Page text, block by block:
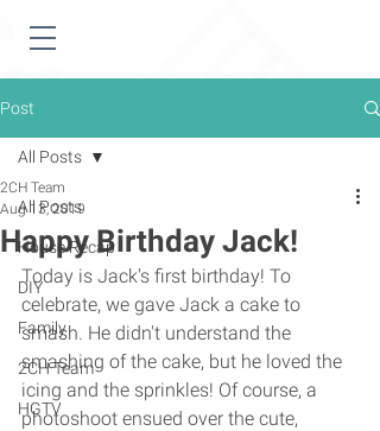
Post
All Posts
House Recap
DIY
Family
2CH Team
HGTV
All Posts
Happy Birthday Jack!
2CH Team
Aug 13, 2019
Today is Jack's first birthday! To
celebrate, we gave Jack a cake to
smash. He didn't understand the
smashing of the cake, but he loved the
icing and the sprinkles! Of course, a
photoshoot ensued over the cute,